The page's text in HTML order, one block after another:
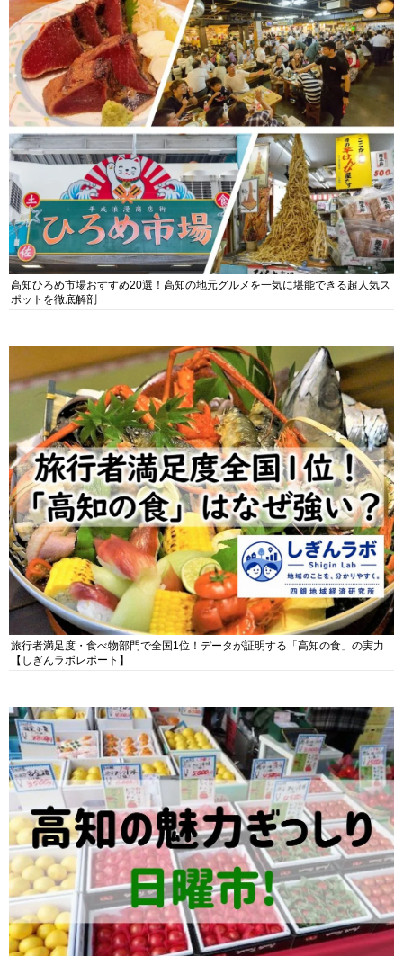
高知ひろめ市場おすすめ20選！高知の地元グルメを一気に堪能できる超人気ス
ポットを徹底解剖
旅行者満足度・食べ物部門で全国1位！データが証明する「高知の食」の実力
【しぎんラボレポート】